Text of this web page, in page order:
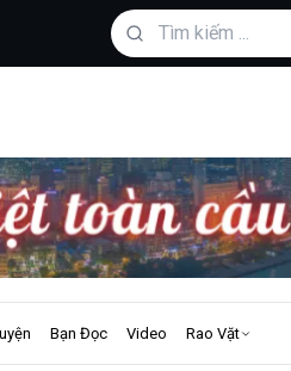
Bạn Đọc Video Rao Vặt